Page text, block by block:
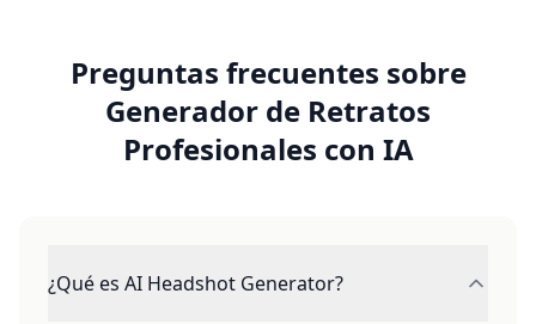
Preguntas frecuentes sobre
Generador de Retratos
Profesionales con IA
¿Qué es AI Headshot Generator?